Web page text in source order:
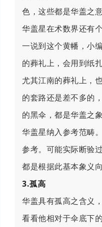
色，这些都是华盖之
华盖星在术数界还有
一说到这个黄幡，小
的葬礼上，会用到纸
尤其江南的葬礼上，
的套路还是差不多的
的黑伞，都是华盖之
华盖星纳入参考范畴
参考。 可能实际断验
都是根据此基本象义
3.孤高
华盖具有孤高之含义
看看他相对于伞底下